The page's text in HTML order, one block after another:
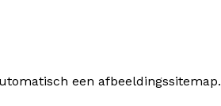
een afbeeldingssitemap.